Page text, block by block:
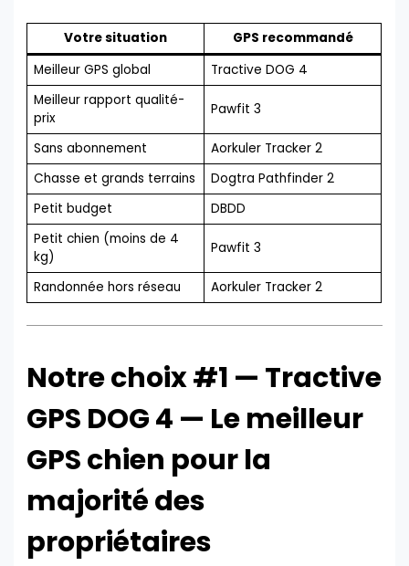
Votre situation
GPS recommandé
Meilleur GPS global
Tractive DOG 4
Meilleur rapport qualité-
prix
Pawfit 3
Sans abonnement
Aorkuler Tracker 2
Chasse et grands terrains
Dogtra Pathfinder 2
Petit budget
DBDD
Petit chien (moins de 4
kg)
Pawfit 3
Randonnée hors réseau Aorkuler Tracker 2
Notre choix #1 — Tractive
GPS DOG 4 — Le meilleur
GPS chien pour la
majorité des
propriétaires